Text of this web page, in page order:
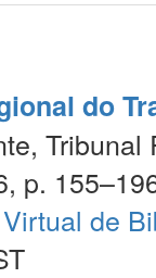
do
p.
de